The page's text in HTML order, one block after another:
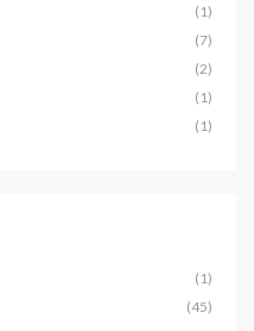
(1)
(7)
(2)
(1)
(1)
(1)
(45)